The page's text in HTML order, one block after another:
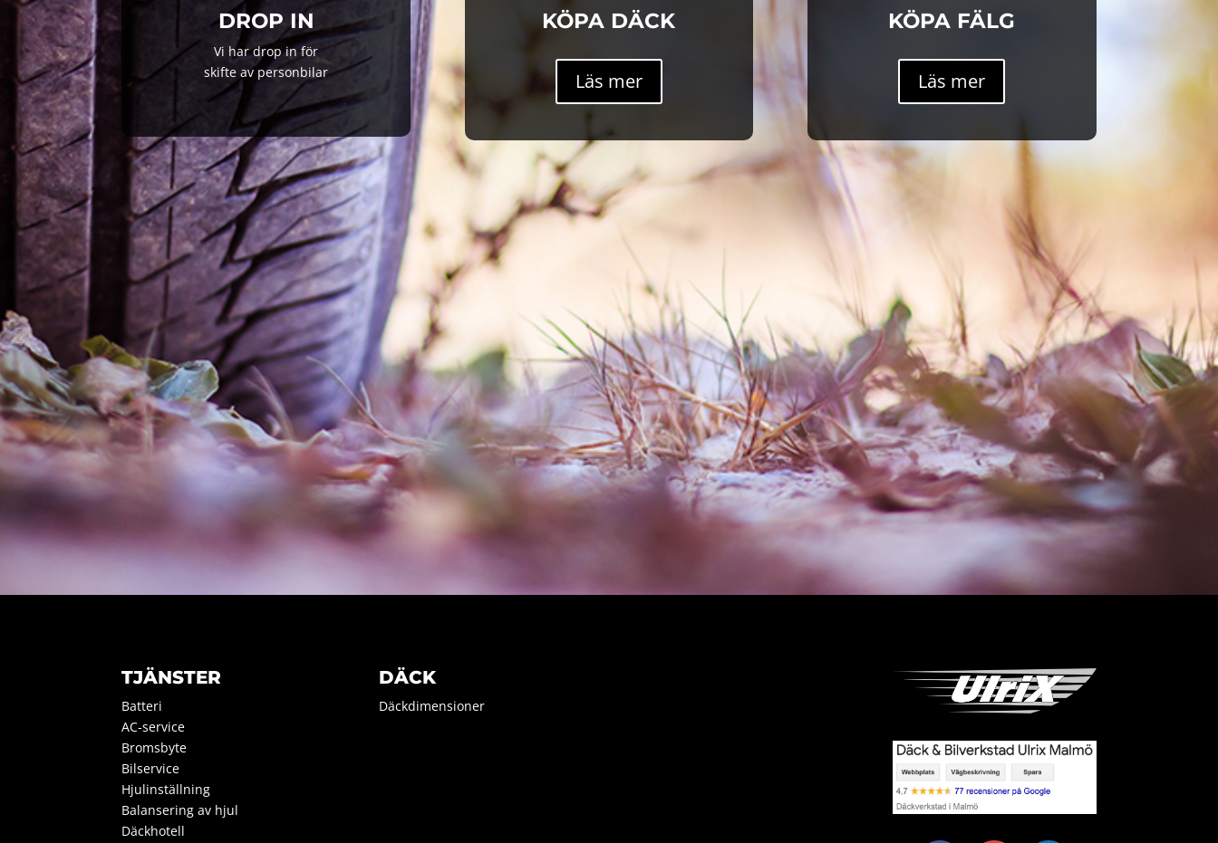
DROP IN
Vi har drop in för
skifte av personbilar
KÖPA DÄCK
Läs mer
KÖPA FÄLG
Läs mer
TJÄNSTER
Batteri
AC-service
Bromsbyte
Bilservice
Hjulinställning
Balansering av hjul
Däckhotell
DÄCK
Däckdimensioner